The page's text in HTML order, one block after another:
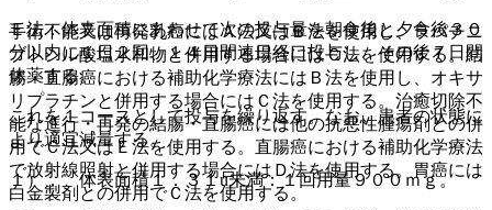
Ｅ法：体表面積にあわせて次の投与量を朝食後と夕食後３０
分以内に１日２回、１４日間連日経口投与し、その後７日間
休薬する。
これを１コースとして投与を繰り返す。なお、患者の状態に
より適宜減量する。
１）． 体表面積１．３１u未満：１回用量９００ｍｇ。
手術不能又は再発乳癌にはＡ法又はＢ法を使用し、ラパチニ
ブトシル酸塩水和物と併用する場合にはＣ法を使用する。結
腸・直腸癌における補助化学療法にはＢ法を使用し、オキサ
リプラチンと併用する場合にはＣ法を使用する。治癒切除不
能な進行・再発の結腸・直腸癌には他の抗悪性腫瘍剤との併
用でＣ法又はＥ法を使用する。直腸癌における補助化学療法
で放射線照射と併用する場合にはＤ法を使用する。胃癌には
白金製剤との併用でＣ法を使用する。